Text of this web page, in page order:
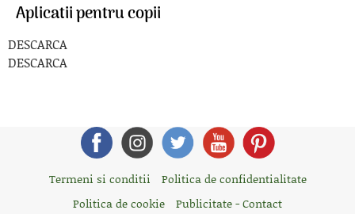
Aplicatii pentru copii
DESCARCA
DESCARCA
Termeni si conditii
Politica de confidentialitate
Politica de cookie
Publicitate - Contact